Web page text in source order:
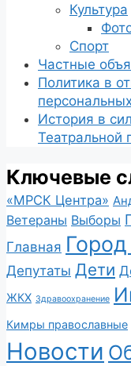
Культура
Спорт
Частные
Политика в
История в
Театральной
Ключевые
«МРСК Центра»
Ветераны Выборы
Главная
Депутаты Дети
ЖКХ Здравоохранение
Кимры православные
Новости